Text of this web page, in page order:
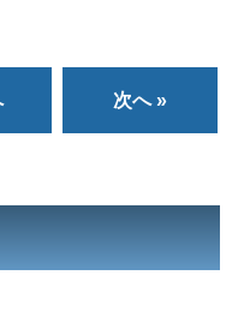
次へ »